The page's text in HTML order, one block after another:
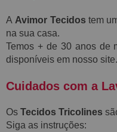
A Avimor Tecidos tem
na sua casa.
Temos + de 30 anos de
disponíveis em nosso site.
Cuidados com a
Os Tecidos Tricolines
Siga as instruções: